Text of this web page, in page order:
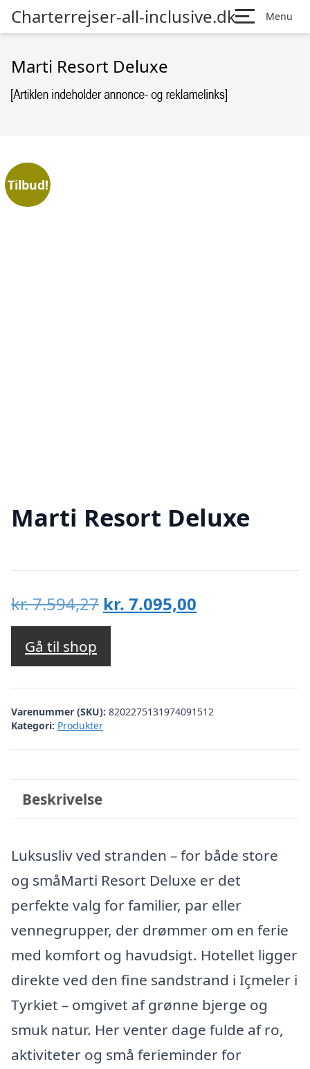
Charterrejser-all-inclusive.dk Menu
Marti Resort Deluxe
Tilbud!
Marti Resort Deluxe
kr.7.594,27 Den
oprindelige
var:
kr. 7.594,27.
kr. 7.095,00
kr. 7.095,00.
Gå til shop
Varenummer (SKU): 8202275131974091512
Kategori: Produkter
Beskrivelse
Luksusliv ved stranden – for både store
og småMarti Resort Deluxe er det
perfekte valg for familier, par eller
vennegrupper, der drømmer om en ferie
med komfort og havudsigt. Hotellet ligger
direkte ved den fine sandstrand i Içmeler i
Tyrkiet – omgivet af grønne bjerge og
smuk natur. Her venter dage fulde af ro,
aktiviteter og små ferieminder for